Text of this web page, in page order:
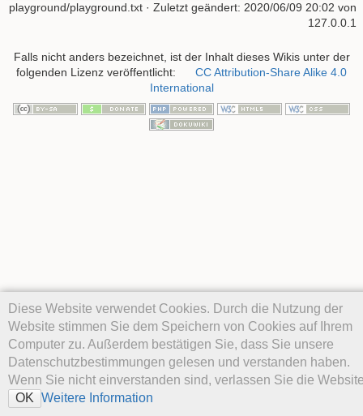
Diese Website verwendet Cookies. Durch die Nutzung der
Website stimmen Sie dem Speichern von Cookies auf Ihrem
Computer zu. Außerdem bestätigen Sie, dass Sie unsere
Datenschutzbestimmungen gelesen und verstanden haben.
Wenn Sie nicht einverstanden sind, verlassen Sie die
OK Weitere Information
playground/playground.txt · Zuletzt geändert: 2020/06/09 20:02 von
127.0.0.1
Falls nicht anders bezeichnet, ist der Inhalt dieses Wikis unter der
folgenden Lizenz veröffentlicht:
CC Attribution-Share Alike 4.0
International